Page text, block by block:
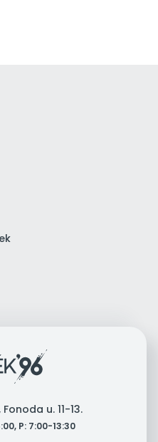
u. 11-13.
P: 7:00-13:30